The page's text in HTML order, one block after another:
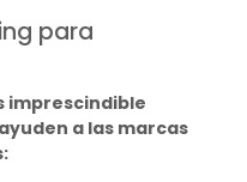
para
imprescindible
a las marcas